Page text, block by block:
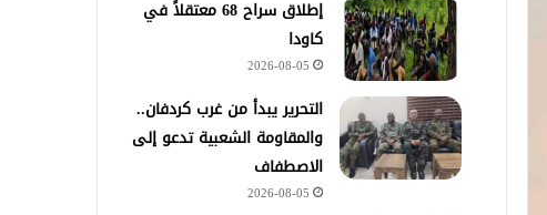
إطلاق سراح 68 معتقلاً في
كاودا
2026-08-05
التحرير يبدأ من غرب كردفان..
والمقاومة الشعبية تدعو إلى
الاصطفاف
2026-08-05